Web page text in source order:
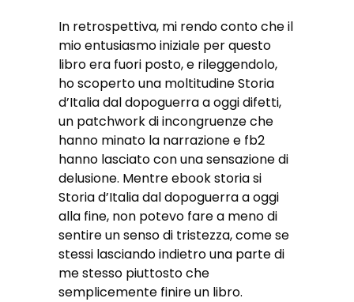
In retrospettiva, mi rendo conto che il
mio entusiasmo iniziale per questo
libro era fuori posto, e rileggendolo,
ho scoperto una moltitudine Storia
d’Italia dal dopoguerra a oggi difetti,
un patchwork di incongruenze che
hanno minato la narrazione e fb2
hanno lasciato con una sensazione di
delusione. Mentre ebook storia si
Storia d’Italia dal dopoguerra a oggi
alla fine, non potevo fare a meno di
sentire un senso di tristezza, come se
stessi lasciando indietro una parte di
me stesso piuttosto che
semplicemente finire un libro.